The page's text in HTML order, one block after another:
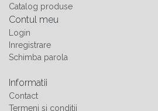
Catalog produse
Contul meu
Login
Inregistrare
Schimba parola
Informatii
Contact
Termeni si conditii